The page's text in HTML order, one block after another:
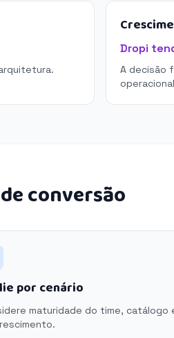
Dropi
A decisão
conversão
por cenário
maturidade do time, catálogo